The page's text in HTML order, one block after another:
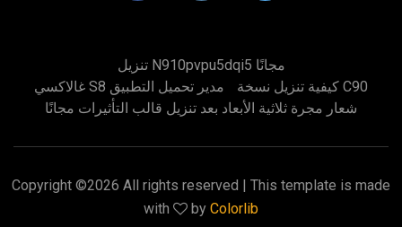
تنزيل N910pvpu5dqi5 مجانًا
غالاكسي S8 مدير تحميل التطبيق
كيفية تنزيل نسخة C90
شعار مجرة ​​ثلاثية الأبعاد بعد تنزيل قالب التأثيرات مجانًا
Copyright ©2026 All rights reserved | This template is made
with
by Colorlib